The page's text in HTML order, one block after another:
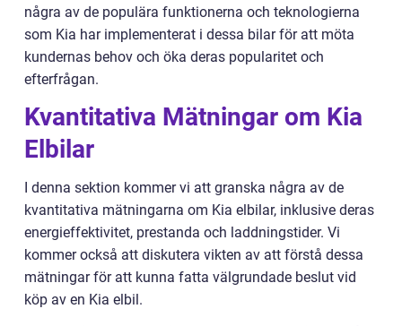
några av de populära funktionerna och teknologierna
som Kia har implementerat i dessa bilar för att möta
kundernas behov och öka deras popularitet och
efterfrågan.
Kvantitativa Mätningar om Kia
Elbilar
I denna sektion kommer vi att granska några av de
kvantitativa mätningarna om Kia elbilar, inklusive deras
energieffektivitet, prestanda och laddningstider. Vi
kommer också att diskutera vikten av att förstå dessa
mätningar för att kunna fatta välgrundade beslut vid
köp av en Kia elbil.